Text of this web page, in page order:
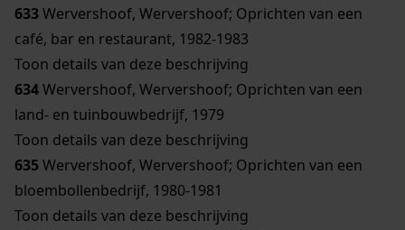
633Wervershoof, Wervershoof; Oprichten van een
café, bar en restaurant, 1982-1983
Toon details van deze beschrijving
634Wervershoof, Wervershoof; Oprichten van een
land- en tuinbouwbedrijf, 1979
Toon details van deze beschrijving
635Wervershoof, Wervershoof; Oprichten van een
bloembollenbedrijf, 1980-1981
Toon details van deze beschrijving